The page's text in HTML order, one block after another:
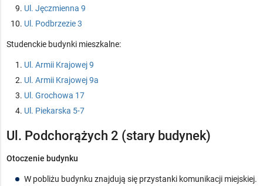
Ul. Jęczmienna 9
Ul. Podbrzezie 3
Studenckie budynki mieszkalne:
Ul. Armii Krajowej 9
Ul. Armii Krajowej 9a
Ul. Grochowa 17
Ul. Piekarska 5-7
Ul. Podchorążych 2 (stary budynek)
Otoczenie budynku
W pobliżu budynku znajdują się przystanki komunikacji miejskiej.